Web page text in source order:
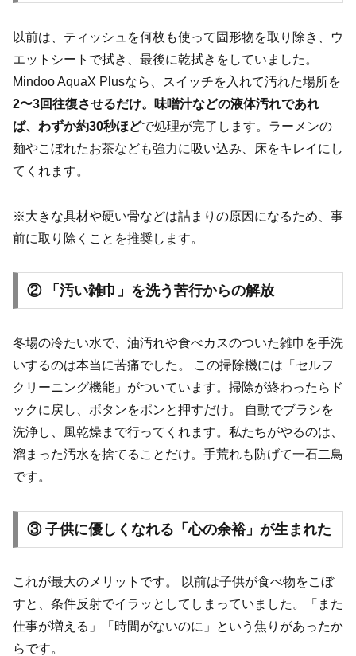
以前は、ティッシュを何枚も使って固形物を取り除き、ウ
エットシートで拭き、最後に乾拭きをしていました。
Mindoo AquaX Plusなら、スイッチを入れて汚れた場所を
2〜3回往復させるだけ。味噌汁などの液体汚れであれ
ば、わずか約30秒ほどで処理が完了します。ラーメンの
麺やこぼれたお茶なども強力に吸い込み、床をキレイにし
てくれます。
※大きな具材や硬い骨などは詰まりの原因になるため、事
前に取り除くことを推奨します。
② 「汚い雑巾」を洗う苦行からの解放
冬場の冷たい水で、油汚れや食べカスのついた雑巾を手洗
いするのは本当に苦痛でした。 この掃除機には「セルフ
クリーニング機能」がついています。掃除が終わったらド
ックに戻し、ボタンをポンと押すだけ。 自動でブラシを
洗浄し、風乾燥まで行ってくれます。私たちがやるのは、
溜まった汚水を捨てることだけ。手荒れも防げて一石二鳥
です。
③ 子供に優しくなれる「心の余裕」が生まれた
これが最大のメリットです。 以前は子供が食べ物をこぼ
すと、条件反射でイラッとしてしまっていました。「また
仕事が増える」「時間がないのに」という焦りがあったか
らです。